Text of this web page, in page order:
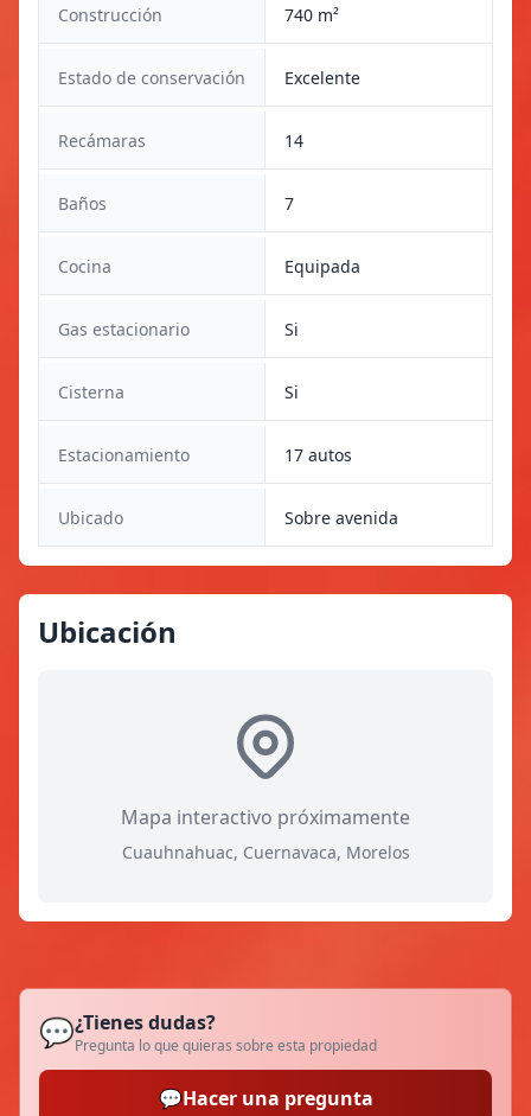
Construcción 740 m²
Estado de conservación Excelente
Recámaras 14
Baños 7
Cocina Equipada
Gas estacionario Si
Cisterna Si
Estacionamiento 17 autos
Ubicado Sobre avenida
Ubicación
Mapa interactivo próximamente
Cuauhnahuac, Cuernavaca, Morelos
💬¿Tienes dudas?
Pregunta lo que quieras sobre esta propiedad
💬Hacer una pregunta